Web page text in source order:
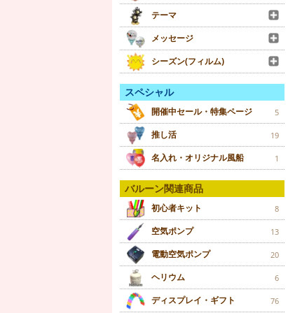
テーマ
メッセージ
シーズン(フィルム)
スペシャル
開催中セール・特集ページ 5
推し活 19
名入れ・オリジナル風船 1
バルーン関連商品
初心者キット 8
空気ポンプ 13
電動空気ポンプ 20
ヘリウム 6
ディスプレイ・ギフト 76